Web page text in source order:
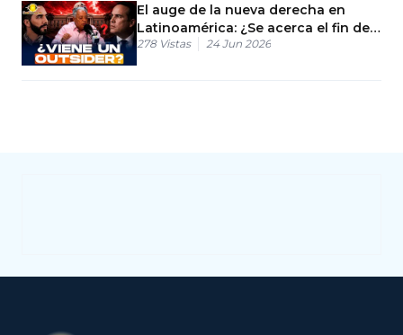
El auge de la nueva derecha en
Latinoamérica: ¿Se acerca el fin de
los partidos tradicionales en RD?
278 Vistas 24 Jun 2026